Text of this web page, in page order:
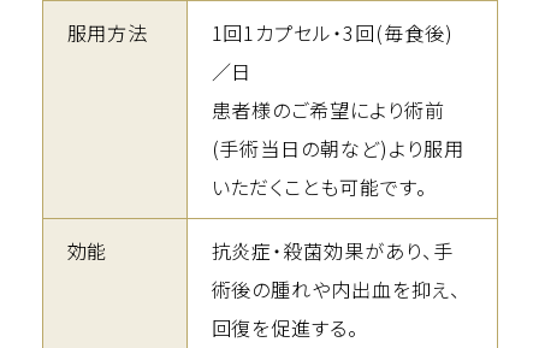
服用方法
1回1カプセル・3回(毎食後)
／日
患者様のご希望により術前
(手術当日の朝など)より服用
いただくことも可能です。
効能
抗炎症・殺菌効果があり、手
術後の腫れや内出血を抑え、
回復を促進する。